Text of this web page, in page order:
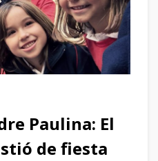
Paulina: El
de fiesta